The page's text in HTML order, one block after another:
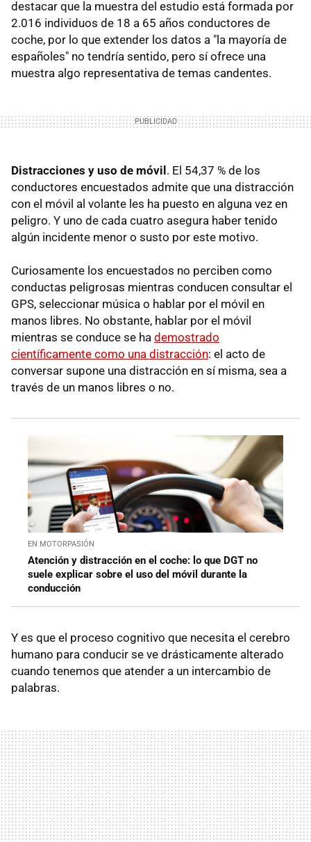
destacar que la muestra del estudio está formada por
2.016 individuos de 18 a 65 años conductores de
coche, por lo que extender los datos a "la mayoría de
españoles" no tendría sentido, pero sí ofrece una
muestra algo representativa de temas candentes.
Distracciones y uso de móvil. El 54,37 % de los
conductores encuestados admite que una distracción
con el móvil al volante les ha puesto en alguna vez en
peligro. Y uno de cada cuatro asegura haber tenido
algún incidente menor o susto por este motivo.
Curiosamente los encuestados no perciben como
conductas peligrosas mientras conducen consultar el
GPS, seleccionar música o hablar por el móvil en
manos libres. No obstante, hablar por el móvil
mientras se conduce se ha demostrado
científicamente como una distracción: el acto de
conversar supone una distracción en sí misma, sea a
través de un manos libres o no.
EN MOTORPASIÓN
Atención y distracción en el coche: lo que DGT no
suele explicar sobre el uso del móvil durante la
conducción
Y es que el proceso cognitivo que necesita el cerebro
humano para conducir se ve drásticamente alterado
cuando tenemos que atender a un intercambio de
palabras.